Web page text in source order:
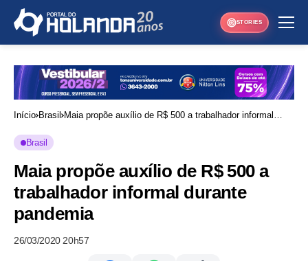
STORIES
Início Brasil
Maia propõe auxílio de R$ 500 a trabalhador informal
Brasil
Maia propõe auxílio de R$ 500 a
trabalhador informal durante
pandemia
26/03/2020 20h57